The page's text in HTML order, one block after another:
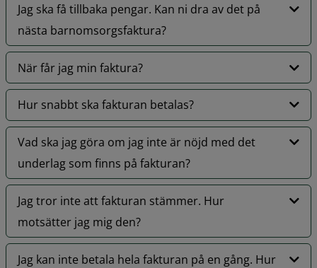
Jag ska få tillbaka pengar. Kan ni dra av det på
nästa barnomsorgsfaktura?
När får jag min faktura?
Hur snabbt ska fakturan betalas?
Vad ska jag göra om jag inte är nöjd med det
underlag som finns på fakturan?
Jag tror inte att fakturan stämmer. Hur
motsätter jag mig den?
Jag kan inte betala hela fakturan på en gång. Hur